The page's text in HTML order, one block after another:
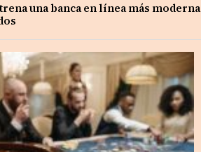
una banca en línea más moderna